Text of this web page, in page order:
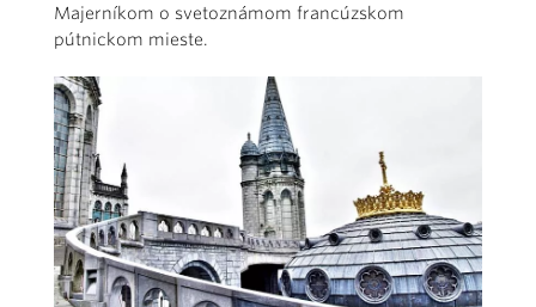
Majerníkom o svetoznámom francúzskom
pútnickom mieste.